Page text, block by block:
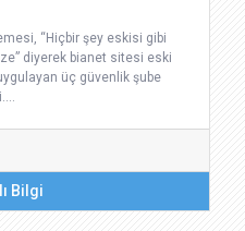
“Hiçbir şey eskisi gibi
diyerek bianet sitesi eski
üç güvenlik şube
Bilgi